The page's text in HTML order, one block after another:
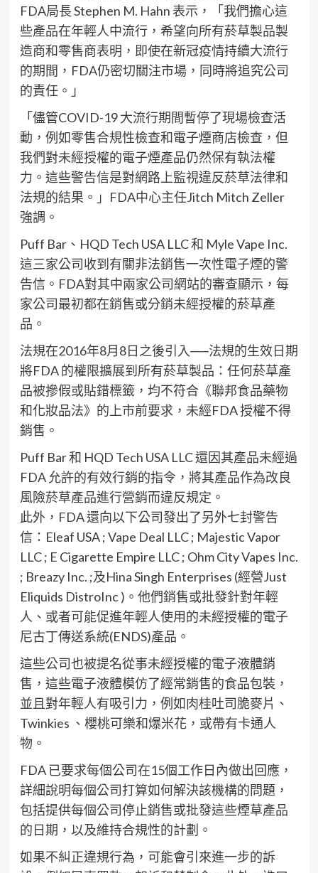
FDA局長 Stephen M. Hahn 表示，「我們擔心這
些產品在年輕人中流行，希望向所有菸草製品製
造商和零售商表明，即使在新冠疫情持續大流行
的期間，FDA仍密切關注市場，同時將追究公司
的責任。」
「儘管COVID-19 大流行期間暫停了現場檢查活
動，例如零售合規性檢查和電子煙商店檢查，但
我們對未經授權的電子煙產品仍然保有執法權
力。這些警告信是對網路上監視違反菸草法律和
法規的結果。」FDA中心主任Jitch Mitch Zeller
強調。
Puff Bar、HQD Tech USA LLC 和 Myle Vape Inc.
這三家公司收到有關非法銷售一次性電子煙的警
告信。FDA對其中兩家公司網站的審查顯示，每
家公司最初都在銷售或分銷未經授權的菸草產
品。
法規在2016年8月8日之後引入──法規的生效日期
將FDA 的權限擴展到所有菸草製品：任何菸草產
品被摻假或貼錯標籤，均不符合《聯邦食品藥物
和化妝品法》的上市前要求，未經FDA 授權不得
銷售。
Puff Bar 和 HQD Tech USA LLC 還因其產品未經過
FDA 允許的有效行銷的指令，將其產品作為改良
風險菸草產品進行營銷而違反規定。
此外，FDA 還向以下公司發出了另外七封警告
信：Eleaf USA ; Vape Deal LLC ; Majestic Vapor
LLC ; E Cigarette Empire LLC ; Ohm City Vapes Inc.
; Breazy Inc. ;及Hina Singh Enterprises (經營Just
Eliquids DistroInc )。他們銷售或批發針對年輕
人、或者可能促進年輕人使用的未經授權的電子
尼古丁傳送系統(ENDS)產品。
這些公司也被提名從事未經授權的電子液體銷
售，這些電子液體模仿了經常銷售的食品包裝，
並且對年輕人有吸引力，例如肉桂吐司脆麥片、
Twinkies 、櫻桃可樂和爆米花，或帶有卡通人
物。
FDA 已要求每個公司在15個工作日內做出回應，
詳細說明每個公司打算如何解決該機構的問題，
包括提供每個公司停止銷售或批發這些煙草產品
的日期，以及維持合規性的計劃。
如果不糾正違規行為，可能會引來進一步的訴